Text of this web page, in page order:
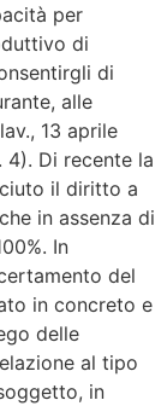
per
di
di
alle
13 aprile
4). Di recente la
il diritto a
in assenza di
In
del
in concreto e
delle
al tipo
in